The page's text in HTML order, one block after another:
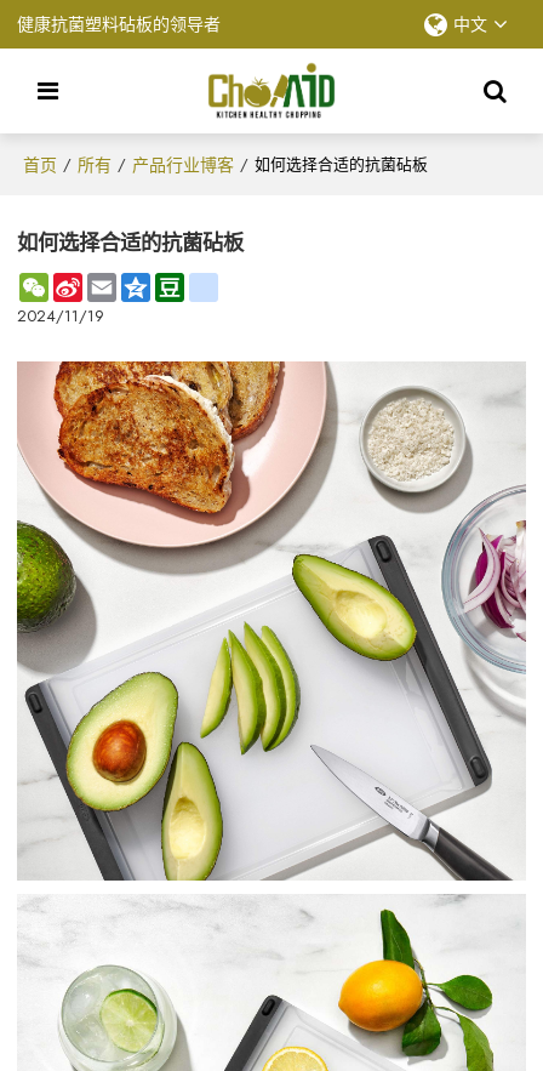
健康抗菌塑料砧板的领导者 中文
首页 / 所有 / 产品行业博客 / 如何选择合适的抗菌砧板
如何选择合适的抗菌砧板
WeChat
Sina
Weibo
Email Qzone
2024/11/19